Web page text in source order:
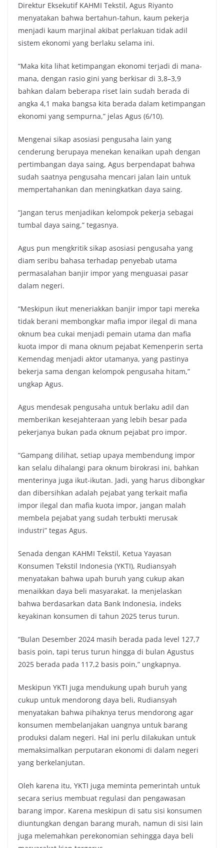
Direktur Eksekutif KAHMI Tekstil, Agus Riyanto
menyatakan bahwa bertahun-tahun, kaum pekerja
menjadi kaum marjinal akibat perlakuan tidak adil
sistem ekonomi yang berlaku selama ini.
“Maka kita lihat ketimpangan ekonomi terjadi di mana-
mana, dengan rasio gini yang berkisar di 3,8–3,9
bahkan dalam beberapa riset lain sudah berada di
angka 4,1 maka bangsa kita berada dalam ketimpangan
ekonomi yang sempurna,” jelas Agus (6/10).
Mengenai sikap asosiasi pengusaha lain yang
cenderung berupaya menekan kenaikan upah dengan
pertimbangan daya saing, Agus berpendapat bahwa
sudah saatnya pengusaha mencari jalan lain untuk
mempertahankan dan meningkatkan daya saing.
“Jangan terus menjadikan kelompok pekerja sebagai
tumbal daya saing,” tegasnya.
Agus pun mengkritik sikap asosiasi pengusaha yang
diam seribu bahasa terhadap penyebab utama
permasalahan banjir impor yang menguasai pasar
dalam negeri.
“Meskipun ikut meneriakkan banjir impor tapi mereka
tidak berani membongkar mafia impor ilegal di mana
oknum bea cukai menjadi pemain utama dan mafia
kuota impor di mana oknum pejabat Kemenperin serta
Kemendag menjadi aktor utamanya, yang pastinya
bekerja sama dengan kelompok pengusaha hitam,”
ungkap Agus.
Agus mendesak pengusaha untuk berlaku adil dan
memberikan kesejahteraan yang lebih besar pada
pekerjanya bukan pada oknum pejabat pro impor.
“Gampang dilihat, setiap upaya membendung impor
kan selalu dihalangi para oknum birokrasi ini, bahkan
menterinya juga ikut-ikutan. Jadi, yang harus dibongkar
dan dibersihkan adalah pejabat yang terkait mafia
impor ilegal dan mafia kuota impor, jangan malah
membela pejabat yang sudah terbukti merusak
industri” tegas Agus.
Senada dengan KAHMI Tekstil, Ketua Yayasan
Konsumen Tekstil Indonesia (YKTI), Rudiansyah
menyatakan bahwa upah buruh yang cukup akan
menaikkan daya beli masyarakat. Ia menjelaskan
bahwa berdasarkan data Bank Indonesia, indeks
keyakinan konsumen di tahun 2025 terus turun.
“Bulan Desember 2024 masih berada pada level 127,7
basis poin, tapi terus turun hingga di bulan Agustus
2025 berada pada 117,2 basis poin,” ungkapnya.
Meskipun YKTI juga mendukung upah buruh yang
cukup untuk mendorong daya beli, Rudiansyah
menyatakan bahwa pihaknya terus mendorong agar
konsumen membelanjakan uangnya untuk barang
produksi dalam negeri. Hal ini perlu dilakukan untuk
memaksimalkan perputaran ekonomi di dalam negeri
yang berkelanjutan.
Oleh karena itu, YKTI juga meminta pemerintah untuk
secara serius membuat regulasi dan pengawasan
barang impor. Karena meskipun di satu sisi konsumen
diuntungkan dengan barang murah, namun di sisi lain
juga melemahkan perekonomian sehingga daya beli